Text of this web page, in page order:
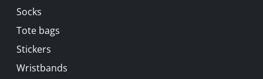
Socks
Tote bags
Stickers
Wristbands